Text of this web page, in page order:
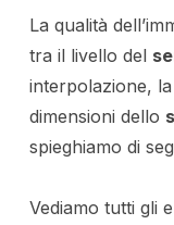
La qualità
tra il livello del
interpolazione,
dimensioni dello
spieghiamo di
Vediamo tutti gli